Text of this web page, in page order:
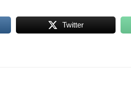
Twitter